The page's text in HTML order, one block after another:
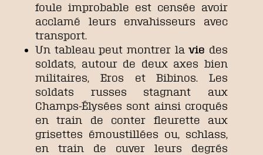
foule improbable est censée avoir
acclamé leurs envahisseurs avec
transport.
Un tableau peut montrer lavie des
soldats, autour de deux axes bien
militaires, Eros et Bibinos. Les
soldats russes stagnant aux
Champs-Élysées sont ainsi croqués
en train de conter fleurette aux
grisettes émoustillées ou, schlass,
en train de cuver leurs degrés